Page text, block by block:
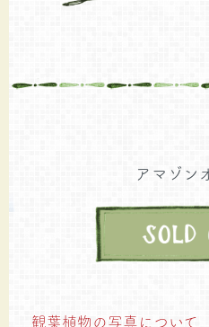
アマゾン
観葉植物の写真について